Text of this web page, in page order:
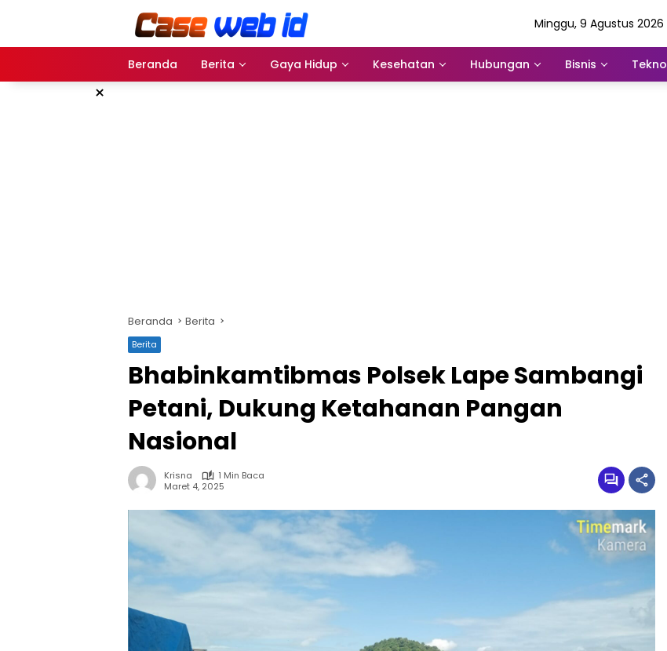
Minggu, 9 Agustus 2026
Beranda Berita Gaya Hidup Kesehatan Hubungan Bisnis Tekno
×
Beranda Berita
Berita
Bhabinkamtibmas Polsek Lape Sambangi
Petani, Dukung Ketahanan Pangan
Nasional
Krisna
1 Min Baca
Maret 4, 2025